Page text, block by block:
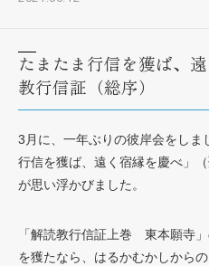
たまたま行信を獲ば、
教行信証（総序）
3月に、一年ぶりの彼岸会をしま
行信を獲ば、遠く宿縁を慶べ」
が思い浮かびました。
「解読教行信証上巻 東本願寺
を獲たなら、はるかむかしから